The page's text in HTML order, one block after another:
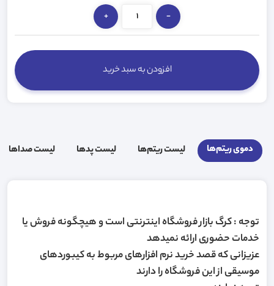
-
+
افزودن به سبد خرید
دموی ریتم‌ها لیست ریتم‌ها لیست پد‌ها لیست صدا‌ها
توجه : کرگ بازار فروشگاه اینترنتی است و هیچگونه فروش یا
خدمات حضوری ارائه نمیدهد
عزیزانی که قصد خرید نرم افزارهای مربوط به کیبوردهای
موسیقی از این فروشگاه را دارند